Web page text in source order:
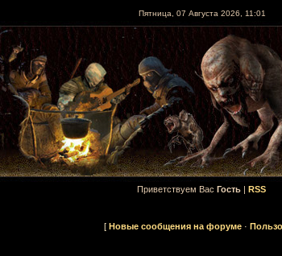
Пятница, 07 Августа 2026, 11:01
Приветствуем Вас Гость | RSS
[ Новые сообщения на форуме ·